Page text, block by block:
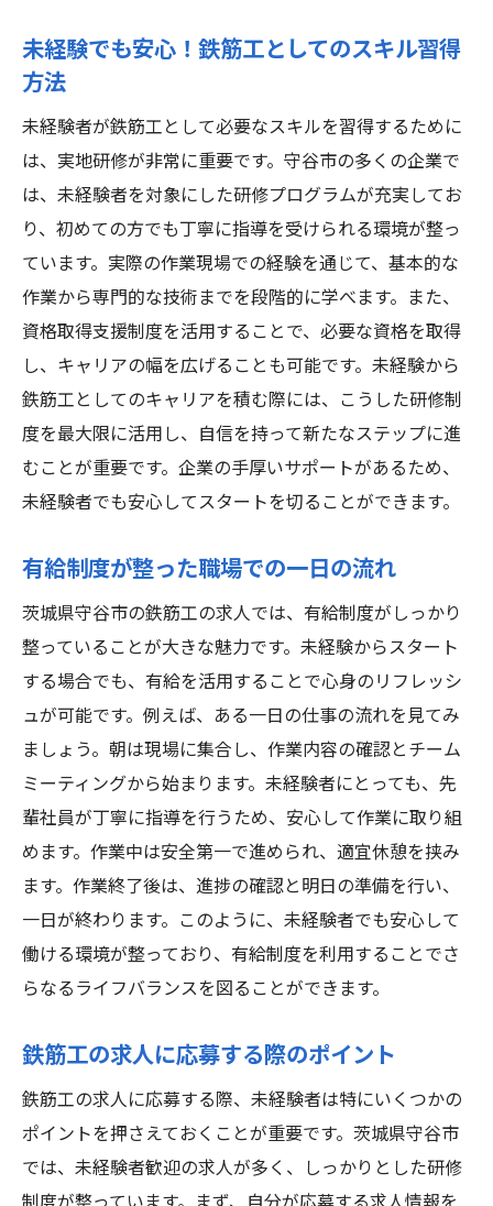
を磨く
のステップ
守谷市での実践的なスキル習得プログラム
の紹介
鉄筋工の仕事で求められる基本スキルとは
未経験からでも安心の研修制度について
守谷市での鉄筋工求人のスキルアップのポ
イント
鉄筋工としてのスキルを高めるための自己
学習方法
有給制度充実の守谷市で鉄筋工として成長する
チャンス
徴
有給を活用したスキルアップの実例
働きながら資格取得を目指す方法
有給制度を活用した計画的なキャリア形成
鉄筋工としての成長を支える職場環境とは
守谷市での鉄筋工求人で有給制度を最大限
に活用する方法
未経験歓迎！守谷市での鉄筋工求人で理想のキ
ャリアを見つける
未経験者が理想の鉄筋工キャリアを築くた
めのステップ
守谷市での鉄筋工求人の魅力的なキャリア
パス
理想の働き方を実現するための求人選びの
守谷市で鉄筋工としてのキャリアを積むメ
リット
未経験からでも安心のキャリア形成サポー
未経験でも安心！鉄筋工としてのスキル習得
方法
未経験者が鉄筋工として必要なスキルを習得するために
は、実地研修が非常に重要です。守谷市の多くの企業で
は、未経験者を対象にした研修プログラムが充実してお
り、初めての方でも丁寧に指導を受けられる環境が整っ
ています。実際の作業現場での経験を通じて、基本的な
作業から専門的な技術までを段階的に学べます。また、
資格取得支援制度を活用することで、必要な資格を取得
し、キャリアの幅を広げることも可能です。未経験から
鉄筋工としてのキャリアを積む際には、こうした研修制
度を最大限に活用し、自信を持って新たなステップに進
むことが重要です。企業の手厚いサポートがあるため、
未経験者でも安心してスタートを切ることができます。
有給制度が整った職場での一日の流れ
茨城県守谷市の鉄筋工の求人では、有給制度がしっかり
整っていることが大きな魅力です。未経験からスタート
する場合でも、有給を活用することで心身のリフレッシ
ュが可能です。例えば、ある一日の仕事の流れを見てみ
ましょう。朝は現場に集合し、作業内容の確認とチーム
ミーティングから始まります。未経験者にとっても、先
輩社員が丁寧に指導を行うため、安心して作業に取り組
めます。作業中は安全第一で進められ、適宜休憩を挟み
ます。作業終了後は、進捗の確認と明日の準備を行い、
一日が終わります。このように、未経験者でも安心して
働ける環境が整っており、有給制度を利用することでさ
らなるライフバランスを図ることができます。
鉄筋工の求人に応募する際のポイント
鉄筋工の求人に応募する際、未経験者は特にいくつかの
ポイントを押さえておくことが重要です。茨城県守谷市
では、未経験者歓迎の求人が多く、しっかりとした研修